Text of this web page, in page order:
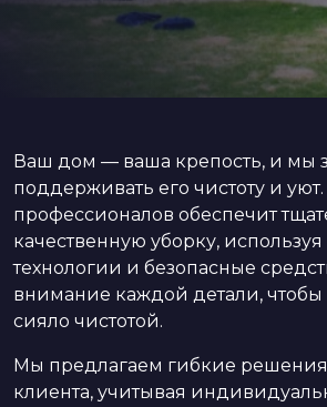
Ваш дом — ваша крепость, и мы
поддерживать его чистоту и
профессионалов обеспечит
качественную уборку,
технологии и безопасные
внимание каждой детали,
сияло чистотой.
Мы предлагаем гибкие
клиента, учитывая